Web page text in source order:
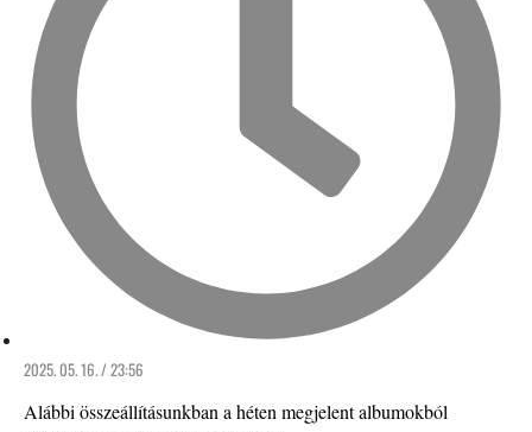
2025. 05. 16. / 23:56
Alábbi összeállításunkban a héten megjelent albumokból